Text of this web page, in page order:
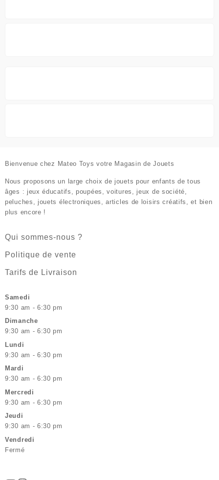
Bienvenue chez Mateo Toys votre Magasin de Jouets
Nous proposons un large choix de jouets pour enfants de tous
âges : jeux éducatifs, poupées, voitures, jeux de société,
peluches, jouets électroniques, articles de loisirs créatifs, et bien
plus encore !
Qui sommes-nous ?
Politique de vente
Tarifs de Livraison
Samedi
9:30 am - 6:30 pm
Dimanche
9:30 am - 6:30 pm
Lundi
9:30 am - 6:30 pm
Mardi
9:30 am - 6:30 pm
Mercredi
9:30 am - 6:30 pm
Jeudi
9:30 am - 6:30 pm
Vendredi
Fermé